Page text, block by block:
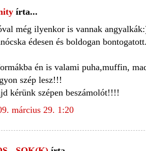
írta...
még ilyenkor is vannak
édesen és boldogan
én is valami puha,muffin,
szép lesz!!!
kérünk szépen beszámolót!!!!
március 29. 1:20